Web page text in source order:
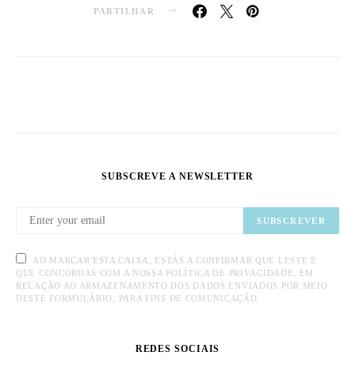
PARTILHAR
SUBSCREVE A NEWSLETTER
SUBSCREVER
AO MARCAR ESTA CAIXA, ESTÁS A CONFIRMAR QUE LESTE E
QUE CONCORDAS COM A NOSSA POLÍTICA DE PRIVACIDADE, EM
RELAÇÃO AO ARMAZENAMENTO DOS DADOS ENVIADOS POR MEIO
DESTE FORMULÁRIO, PARA FINS DE COMUNICAÇÃO.
REDES SOCIAIS